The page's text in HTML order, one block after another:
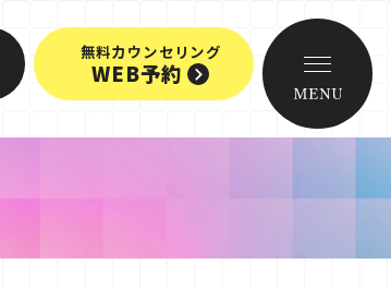
無料カウンセリング
WEB予約